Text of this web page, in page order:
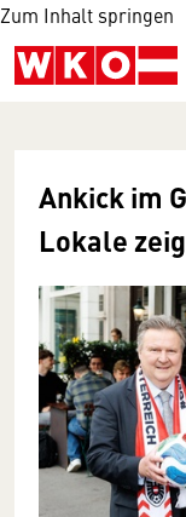
Zum Inhalt springen
Ankick im
Lokale